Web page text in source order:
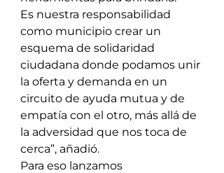
Es nuestra responsabilidad
como municipio crear un
esquema de solidaridad
ciudadana donde podamos unir
la oferta y demanda en un
circuito de ayuda mutua y de
empatía con el otro, más allá de
la adversidad que nos toca de
cerca”, añadió.
Para eso lanzamos